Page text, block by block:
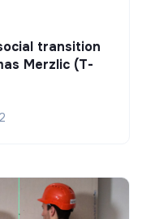
transition
Merzlic (T-